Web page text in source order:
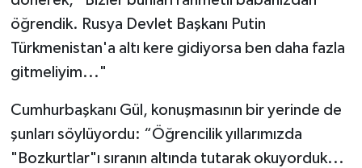
öğrendik. Rusya Devlet Başkanı Putin
Türkmenistan'a altı kere gidiyorsa ben daha fazla
gitmeliyim..."
Cumhurbaşkanı Gül, konuşmasının bir yerinde de
şunları söylüyordu: “Öğrencilik yıllarımızda
"Bozkurtlar"ı sıranın altında tutarak okuyorduk...